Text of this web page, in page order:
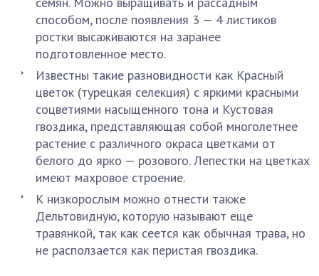
способом, после появления 3 — 4 листиков
ростки высаживаются на заранее
подготовленное место.
Известны такие разновидности как Красный
цветок (турецкая селекция) с яркими красными
соцветиями насыщенного тона и Кустовая
гвоздика, представляющая собой многолетнее
растение с различного окраса цветками от
белого до ярко — розового. Лепестки на цветках
имеют махровое строение.
К низкорослым можно отнести также
Дельтовидную, которую называют еще
травянкой, так как сеется как обычная трава, но
не расползается как перистая гвоздика.